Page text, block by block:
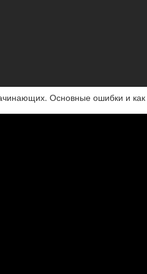
Основные ошибки и как